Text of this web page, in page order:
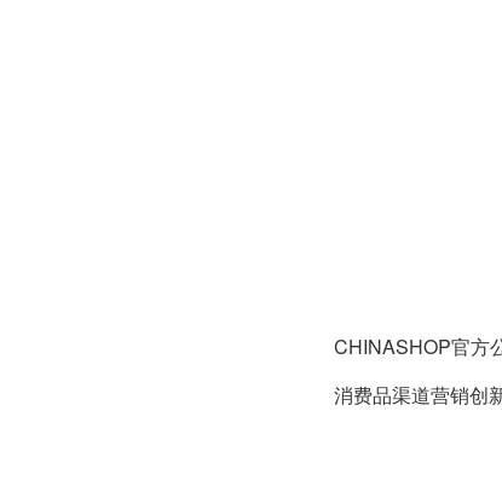
CHINASHOP官方
消费品渠道营销创